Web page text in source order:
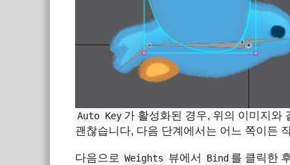
Auto Key 가 활성화된 경우, 위의 이미지와
괜찮습니다, 다음 단계에서는 어느 쪽이든
다음으로 Weights 뷰에서 Bind 를 클릭한